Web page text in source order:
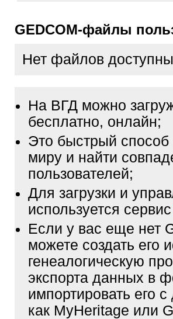
GEDCOM-файлы
Нет файлов
На ВГД можно
бесплатно, онлайн;
Это быстрый способ
миру и найти
пользователей;
Для загрузки и
используется сервис
Если у вас еще нет
можете создать его
генеалогическую
экспорта данных в
импортировать его
как MyHeritage или